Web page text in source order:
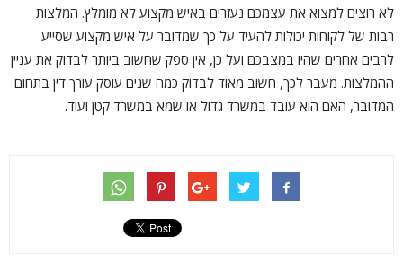
לא רוצים למצוא את עצמכם נעזרים באיש מקצוע לא מומלץ. המלצות
רבות של לקוחות יכולות להעיד על כך שמדובר על איש מקצוע שסייע
לרבים אחרים שהיו במצבכם ועל כן, אין ספק שחשוב ביותר לבדוק את עניין
ההמלצות. מעבר לכך, חשוב מאוד לבדוק כמה שנים עוסק עורך דין בתחום
המדובר, האם הוא עובד במשרד גדול או שמא במשרד קטן ועוד.